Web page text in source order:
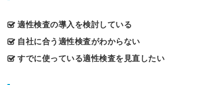
適性検査の導入を検討している
自社に合う適性検査がわからない
すでに使っている適性検査を見直したい